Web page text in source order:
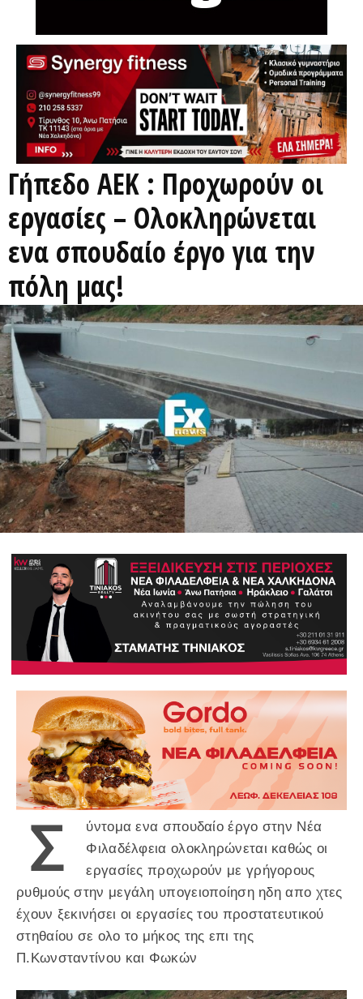
Γήπεδο ΑΕΚ : Προχωρούν οι
εργασίες – Ολοκληρώνεται
ενα σπουδαίο έργο για την
πόλη μας!
Σ
ύντομα ενα σπουδαίο έργο στην Νέα
Φιλαδέλφεια ολοκληρώνεται καθώς οι
εργασίες προχωρούν με γρήγορους
ρυθμούς στην μεγάλη υπογειοποίηση ηδη απο χτες
έχουν ξεκινήσει οι εργασίες του προστατευτικού
στηθαίου σε ολο το μήκος της επι της
Π.Κωνσταντίνου και Φωκών